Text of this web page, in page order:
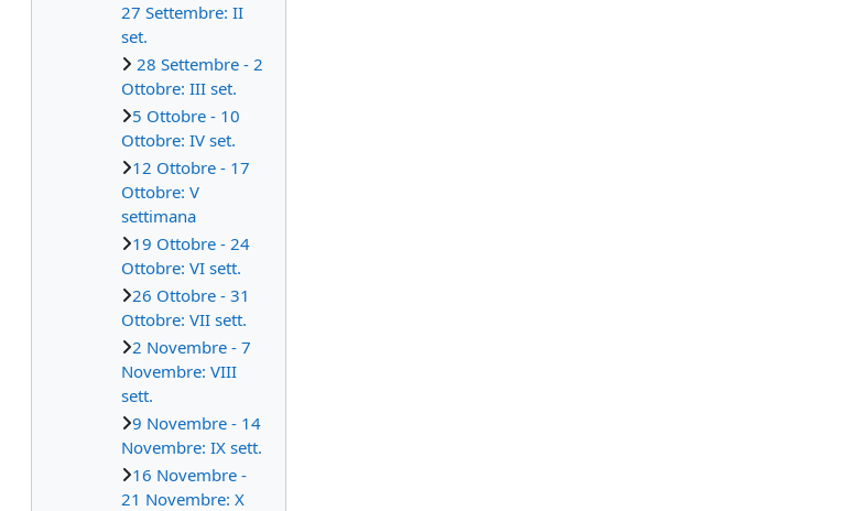
27 Settembre: II
set.
28 Settembre - 2
Ottobre: III set.
5 Ottobre - 10
Ottobre: IV set.
12 Ottobre - 17
Ottobre: V
settimana
19 Ottobre - 24
Ottobre: VI sett.
26 Ottobre - 31
Ottobre: VII sett.
2 Novembre - 7
Novembre: VIII
sett.
9 Novembre - 14
Novembre: IX sett.
16 Novembre -
21 Novembre: X